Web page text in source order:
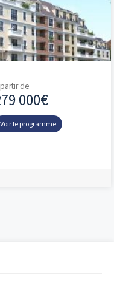
de
000€
Voir le programme